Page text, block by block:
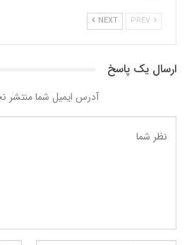
NEXT
ارسال یک پاسخ
آدرس ایمیل شما منتشر